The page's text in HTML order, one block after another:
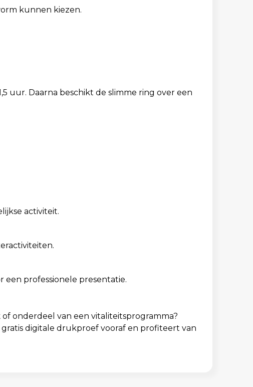
kunnen kiezen.
uur. Daarna beschikt de slimme ring over een
activiteit.
professionele presentatie.
onderdeel van een vitaliteitsprogramma?
digitale drukproef vooraf en profiteert van